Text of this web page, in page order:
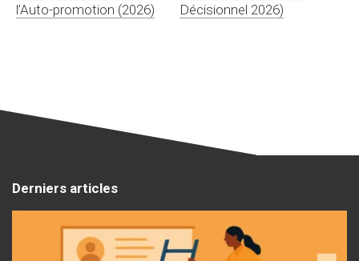
l’Auto-promotion (2026)
Décisionnel 2026)
Derniers articles